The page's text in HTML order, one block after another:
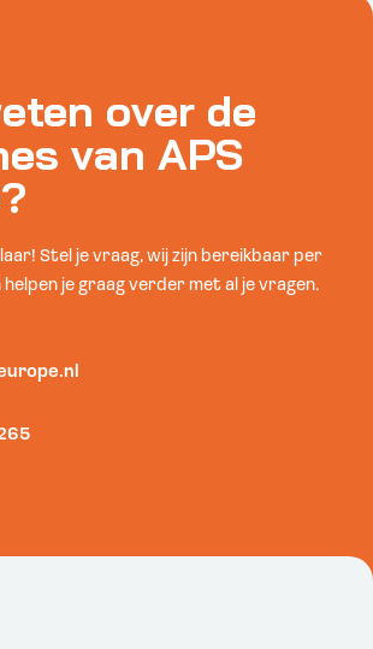
over de
van APS
Stel je vraag, wij zijn bereikbaar per
helpen je graag verder met al je vragen.